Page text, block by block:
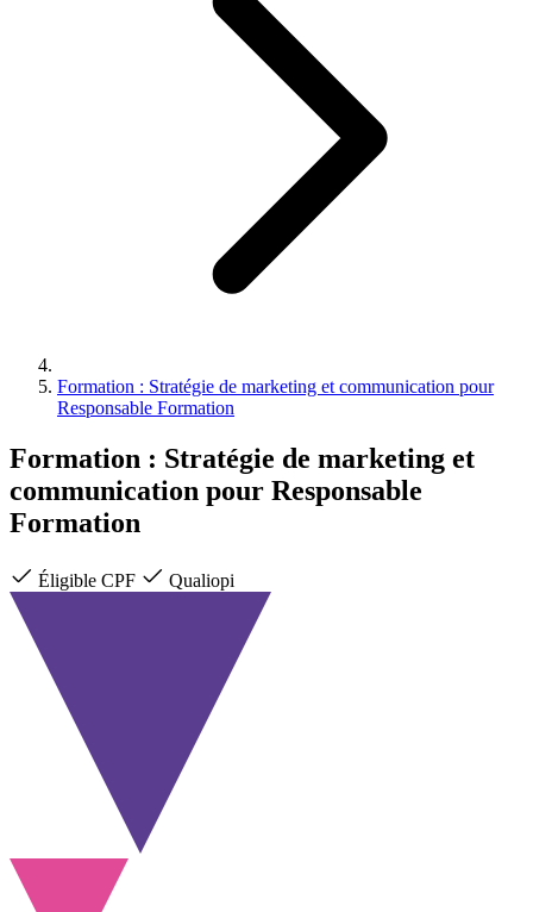
Formation : Stratégie de marketing et communication pour
Responsable Formation
Formation : Stratégie de marketing et
communication pour Responsable
Formation
Éligible CPF Qualiopi